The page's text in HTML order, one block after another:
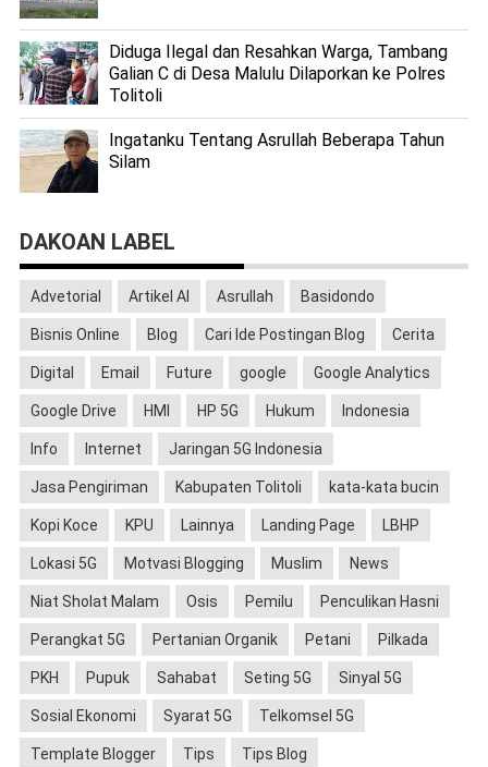
Diduga Ilegal dan Resahkan Warga, Tambang
Galian C di Desa Malulu Dilaporkan ke Polres
Tolitoli
Ingatanku Tentang Asrullah Beberapa Tahun
Silam
DAKOAN LABEL
Advetorial Artikel AI Asrullah Basidondo
Bisnis Online Blog Cari Ide Postingan Blog Cerita
Digital Email Future google Google Analytics
Google Drive HMI HP 5G Hukum Indonesia
Info Internet Jaringan 5G Indonesia
Jasa Pengiriman Kabupaten Tolitoli kata-kata bucin
Kopi Koce KPU Lainnya Landing Page LBHP
Lokasi 5G Motvasi Blogging Muslim News
Niat Sholat Malam Osis Pemilu Penculikan Hasni
Perangkat 5G Pertanian Organik Petani Pilkada
PKH Pupuk Sahabat Seting 5G Sinyal 5G
Sosial Ekonomi Syarat 5G Telkomsel 5G
Template Blogger Tips Tips Blog